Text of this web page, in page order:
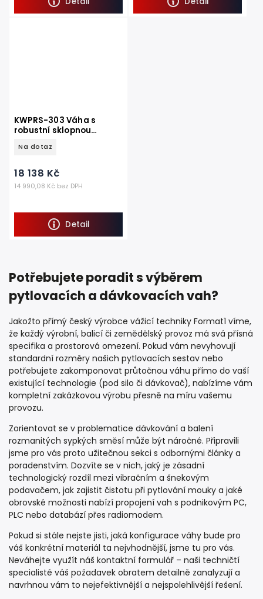
KWPRS-303 Váha s
robustní sklopnou
60kg~300kg, 450x600
Na dotaz
14 990,08 Kč bez DPH
18 138 Kč
Detail
Potřebujete poradit s výběrem
pytlovacích a dávkovacích vah?
Jakožto přímý český výrobce vážicí techniky Format1 víme,
že každý výrobní, balicí či zemědělský provoz má svá přísná
specifika a prostorová omezení. Pokud vám nevyhovují
standardní rozměry našich pytlovacích sestav nebo
potřebujete zakomponovat průtočnou váhu přímo do vaší
existující technologie (pod silo či dávkovač), nabízíme vám
kompletní zakázkovou výrobu přesně na míru vašemu
provozu.
Zorientovat se v problematice dávkování a balení
rozmanitých sypkých směsí může být náročné. Připravili
jsme pro vás proto užitečnou sekci s odbornými články a
poradenstvím. Dozvíte se v nich, jaký je zásadní
technologický rozdíl mezi vibračním a šnekovým
podavačem, jak zajistit čistotu při pytlování mouky a jaké
obrovské možnosti nabízí propojení vah s podnikovým PC,
PLC nebo databází přes radiomodem.
Pokud si stále nejste jisti, jaká konfigurace váhy bude pro
váš konkrétní materiál ta nejvhodnější, jsme tu pro vás.
Neváhejte využít náš kontaktní formulář – naši techničtí
specialisté váš požadavek obratem detailně zanalyzují a
navrhnou vám to nejefektivnější a nejspolehlivější řešení.